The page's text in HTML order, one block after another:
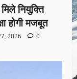
नियुक्ति
होगी मजबूत
2026
0